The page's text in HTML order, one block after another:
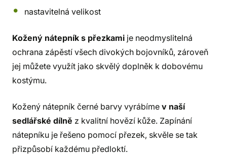
nastavitelná velikost
Kožený nátepník s přezkami je neodmyslitelná
ochrana zápěstí všech divokých bojovníků, zároveň
jej můžete využít jako skvělý doplněk k dobovému
kostýmu.
Kožený nátepník černé barvy vyrábíme v naší
sedlářské dílně z kvalitní hovězí kůže. Zapínání
nátepníku je řešeno pomocí přezek, skvěle se tak
přizpůsobí každému předloktí.